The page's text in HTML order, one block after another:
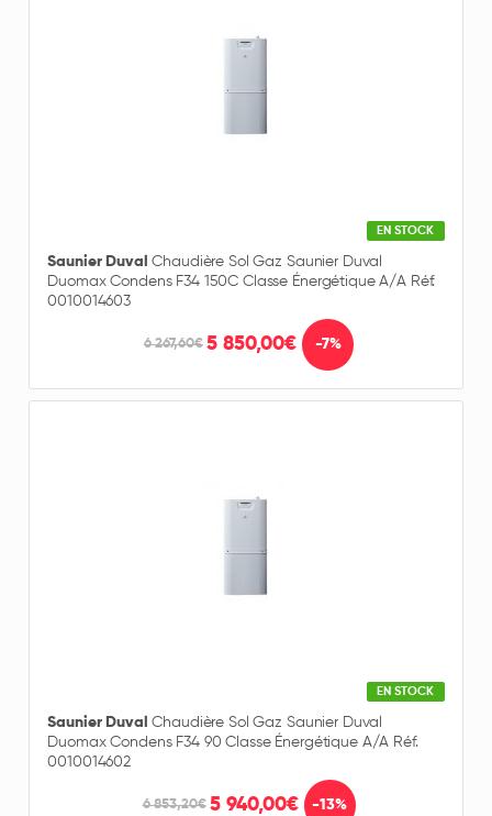
EN STOCK
Saunier Duval Chaudière Sol Gaz Saunier Duval
Duomax Condens F34 150C Classe Énergétique A/A Réf.
0010014603
6 267,60€ 5 850,00€ -7%
EN STOCK
Saunier Duval Chaudière Sol Gaz Saunier Duval
Duomax Condens F34 90 Classe Énergétique A/A Réf.
0010014602
6 853,20€ 5 940,00€ -13%